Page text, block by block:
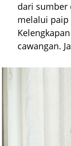
dari sumber
melalui paip
cawangan.